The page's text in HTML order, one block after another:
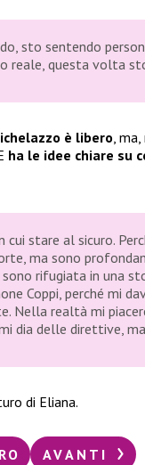
sto sentendo
reale, questa volta
è libero,
ha le idee chiare su
cui stare al sicuro.
ma sono
rifugiata in una
Coppi, perché mi
Nella realtà mi
dia delle direttive,
di Eliana.
AVANTI